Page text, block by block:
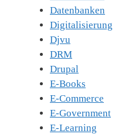
Datenbanken
Digitalisierung
Djvu
DRM
Drupal
E-Books
E-Commerce
E-Government
E-Learning